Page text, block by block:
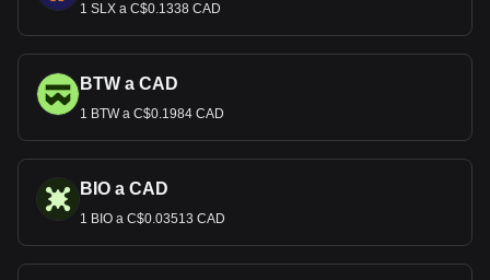
1 SLX a C$0.1338 CAD
BTW a CAD
1 BTW a C$0.1984 CAD
BIO a CAD
1 BIO a C$0.03513 CAD